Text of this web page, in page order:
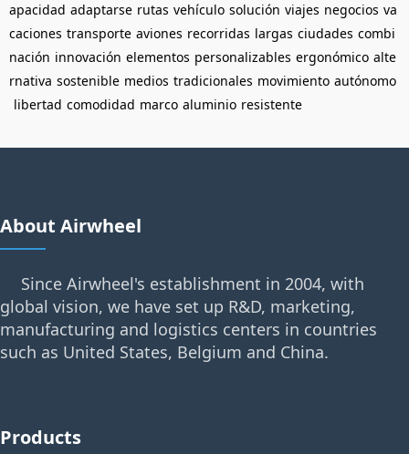
apacidad adaptarse rutas vehículo solución viajes negocios va
caciones transporte aviones recorridas largas ciudades combi
nación innovación elementos personalizables ergonómico alte
rnativa sostenible medios tradicionales movimiento autónomo
libertad comodidad marco aluminio resistente
About Airwheel
Since Airwheel's establishment in 2004, with
global vision, we have set up R&D, marketing,
manufacturing and logistics centers in countries
such as United States, Belgium and China.
Products